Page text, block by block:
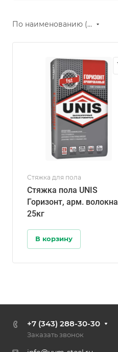
По наименованию (Я-А)
Стяжка для пола
Стяжка пола UNIS
Горизонт, арм. волокна
25кг
В корзину
+7 (343) 288-30-30
Заказать звонок